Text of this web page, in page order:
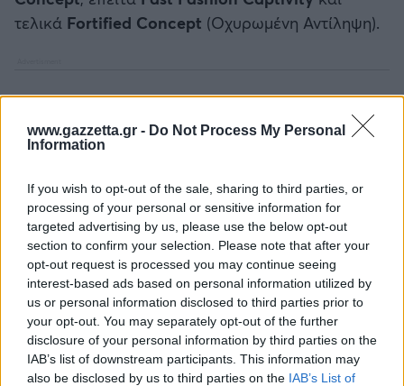
www.gazzetta.gr - Do Not Process My Personal
Information
If you wish to opt-out of the sale, sharing to third parties, or
processing of your personal or sensitive information for
targeted advertising by us, please use the below opt-out
section to confirm your selection. Please note that after your
opt-out request is processed you may continue seeing
interest-based ads based on personal information utilized by
us or personal information disclosed to third parties prior to
your opt-out. You may separately opt-out of the further
disclosure of your personal information by third parties on the
IAB’s list of downstream participants. This information may
also be disclosed by us to third parties on the IAB’s List of
τελικά Fortified Concept (Οχυρωμένη Αντίληψη).